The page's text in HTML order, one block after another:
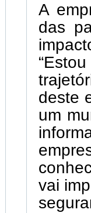
A
das
deste
um
vai